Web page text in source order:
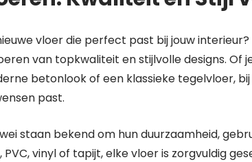
vloer die perfect past bij jouw interieur?
van topkwaliteit en stijlvolle designs. Of
betonlook of een klassieke tegelvloer,
past.
staan bekend om hun duurzaamheid,
vinyl of tapijt, elke vloer is zorgvuldig